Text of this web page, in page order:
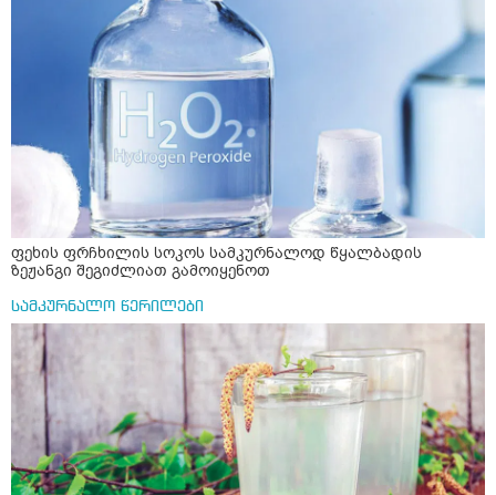
ფეხის ფრჩხილის სოკოს სამკურნალოდ წყალბადის
ზეჟანგი შეგიძლიათ გამოიყენოთ
სამკურნალო წერილები